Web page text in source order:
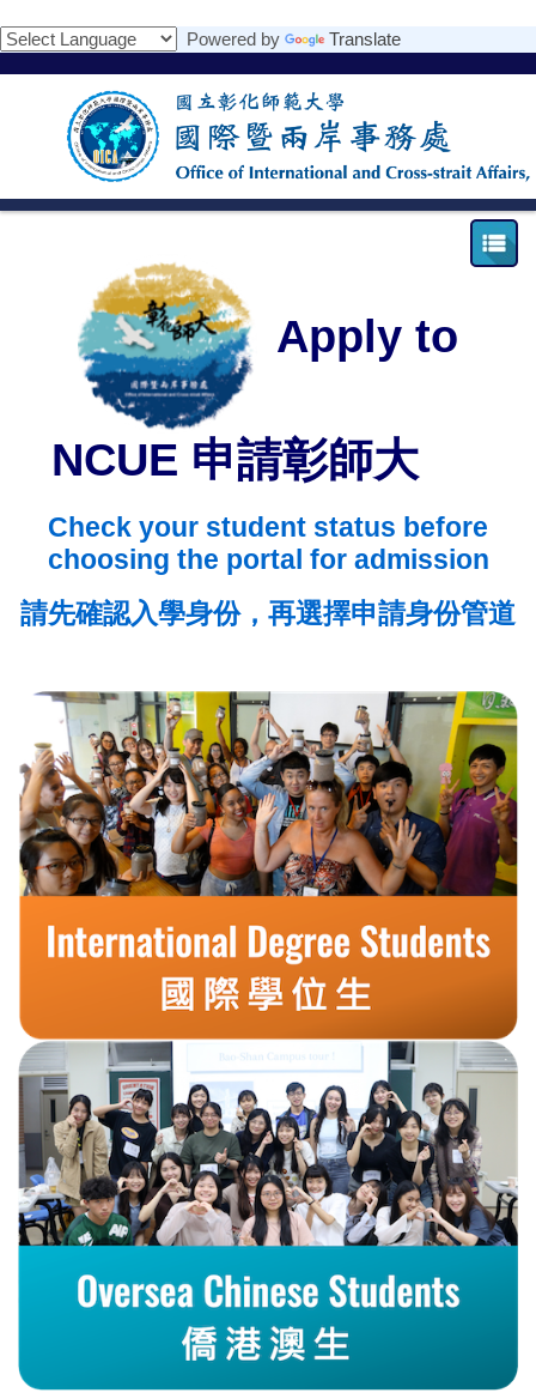
到
主
Powered by Translate
Apply to
NCUE 申請彰師大
Check your student status before
choosing the portal for admission
請先確認入學身份，再選擇申請身份管道